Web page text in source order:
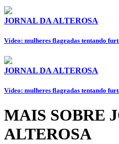
JORNAL DA ALTEROSA
Vídeo: mulheres flagradas tentando
JORNAL DA ALTEROSA
Vídeo: mulheres flagradas tentando
MAIS SOBRE
ALTEROSA